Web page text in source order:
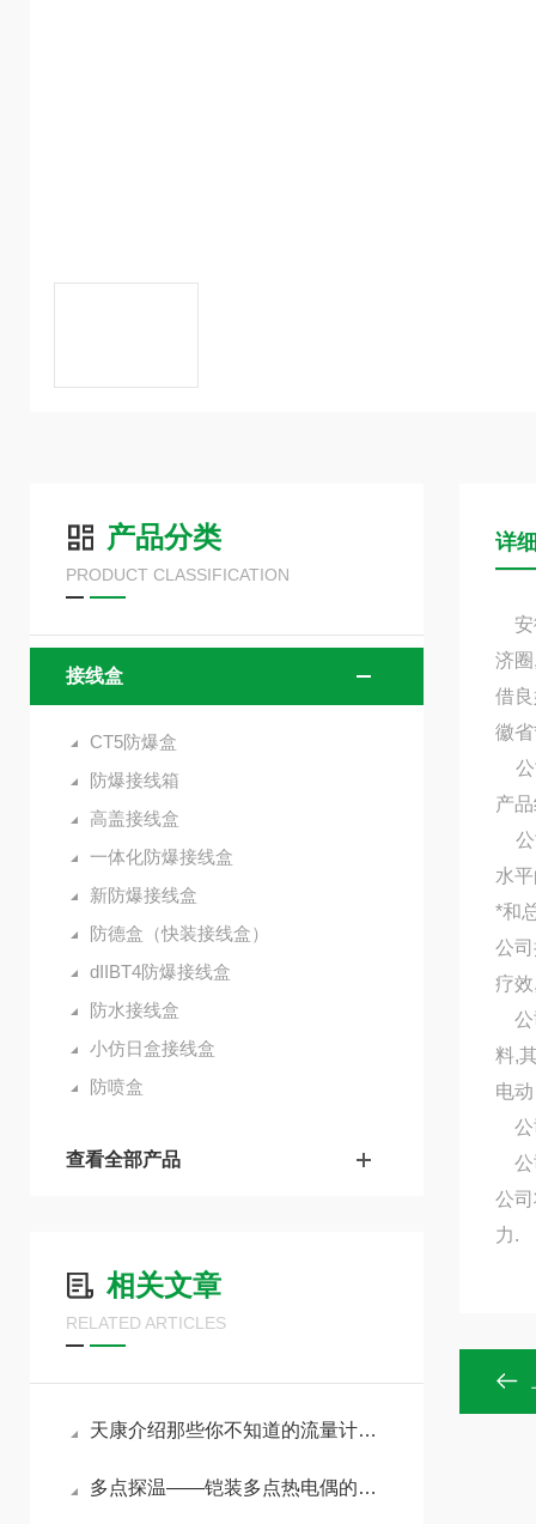
产品分类
PRODUCT CLASSIFICATION
接线盒
CT5防爆盒
防爆接线箱
高盖接线盒
一体化防爆接线盒
新防爆接线盒
防德盒（快装接线盒）
dIIBT4防爆接线盒
防水接线盒
小仿日盒接线盒
防喷盒
查看全部产品
相关文章
RELATED ARTICLES
天康介绍那些你不知道的流量计小知识
多点探温——铠装多点热电偶的原理与选型指南
详
安
济
借
徽
公
产
公
水
*和
公
疗
公
料,
电
公
公
公
力.